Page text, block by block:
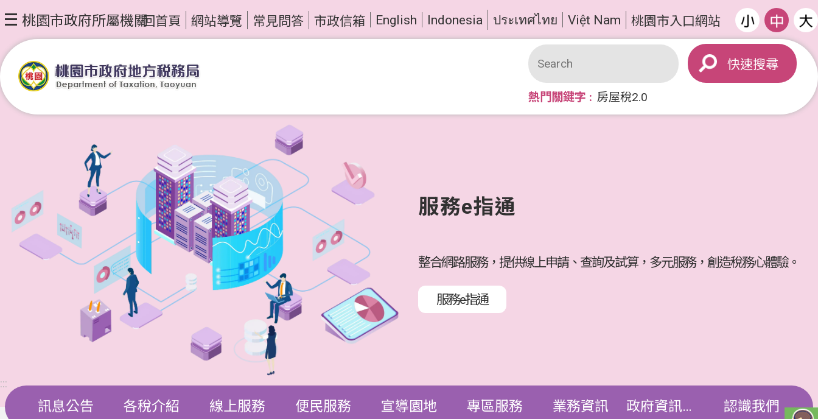
桃園市政府所屬機關回首頁 網站導覽 常見問答 市政信箱 English Indonesia ประเทศไทย Việt Nam 桃園市入口網站
搜尋
熱門關鍵字 房屋稅2.0
服務e指通
整合網路服務，提供線上申請、查詢及試算，多元服務，創造稅務心體驗。
服務e指通
:::
訊息公告 各稅介紹 線上服務 便民服務 宣導園地 專區服務 業務資訊 政府資訊公開 認識我們